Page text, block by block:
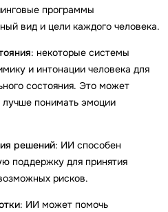
программы
вид и цели каждого человека.
: некоторые системы
и интонации человека для
состояния. Это может
лучше понимать эмоции
решений: ИИ способен
поддержку для принятия
рисков.
: ИИ может помочь